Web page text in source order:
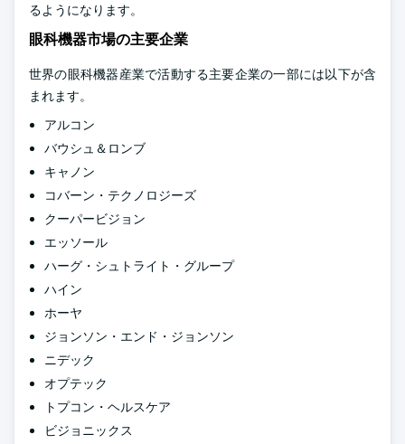
るようになります。
眼科機器市場の主要企業
世界の眼科機器産業で活動する主要企業の一部には以下が含
まれます。
アルコン
バウシュ＆ロンブ
キャノン
コバーン・テクノロジーズ
クーパービジョン
エッソール
ハーグ・シュトライト・グループ
ハイン
ホーヤ
ジョンソン・エンド・ジョンソン
ニデック
オプテック
トプコン・ヘルスケア
ビジョニックス